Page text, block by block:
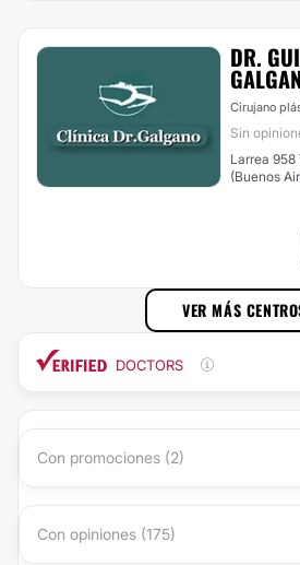
DR.
Cirujano
Sin
Larrea 958
(Buenos
VER MÁS
DOCTORS
Con promociones (2)
Con opiniones (175)